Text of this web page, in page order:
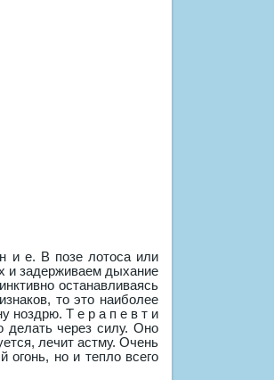
и е. В позе лотоса или
и задерживаем дыхание
останавливаясь
то это наиболее
ноздрю. Т е р а п е в т и
через силу. Оно
лечит астму. Очень
огонь, но и тепло всего